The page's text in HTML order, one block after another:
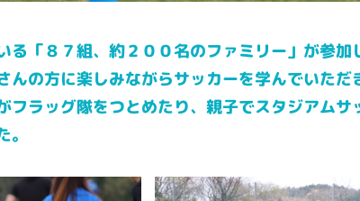
る「８７組、約２００名のファミリー」が参
んの方に楽しみながらサッカーを学んでいた
フラッグ隊をつとめたり、親子でスタジアムサ